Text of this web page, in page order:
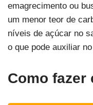
emagrecimento ou
um menor teor de
níveis de açúcar no
o que pode auxiliar
Como fazer